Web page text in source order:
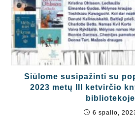
Siūlome susipažinti su
2023 metų III ketvirčio
bibliotekoje
6 spalio,